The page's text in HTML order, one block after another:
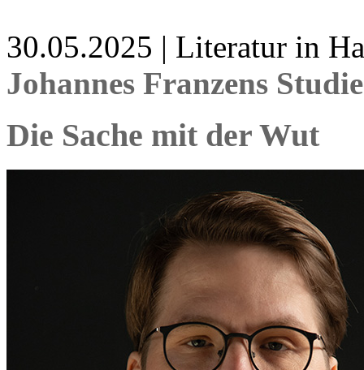
30.05.2025 | Literatur in
Johannes Franzens
Die Sache mit der Wut